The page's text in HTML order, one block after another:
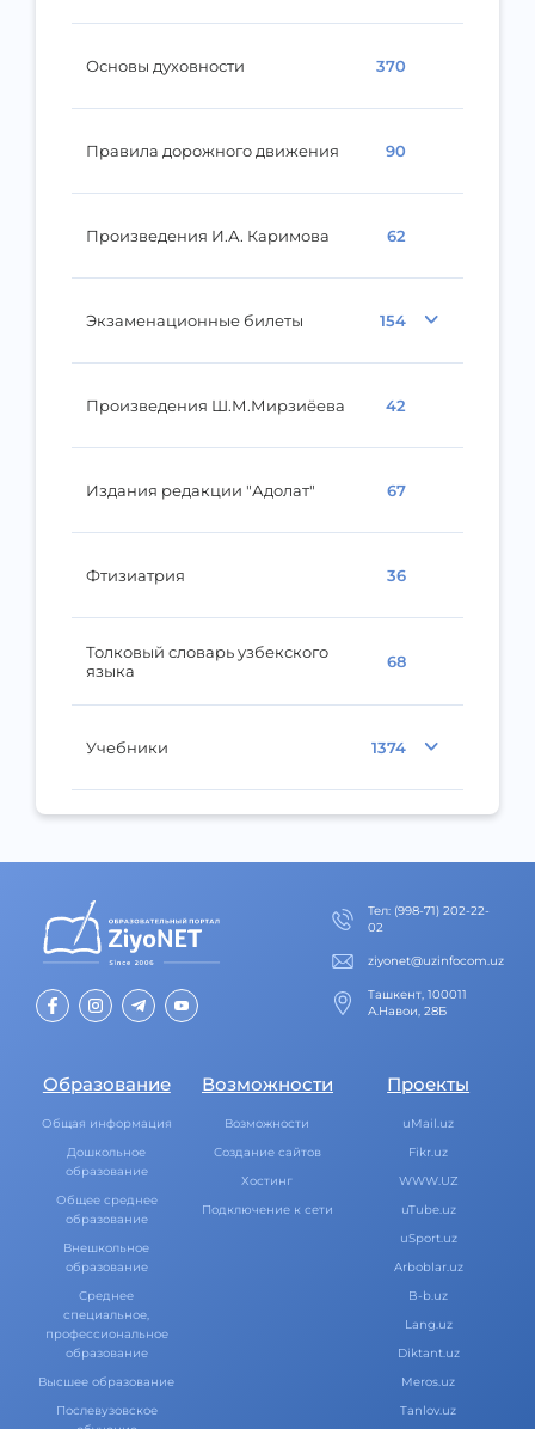
Основы духовности 370
Правила дорожного движения 90
Произведения И.А. Каримова 62
Экзаменационные билеты 154
Произведения Ш.М.Мирзиёева 42
Издания редакции "Адолат" 67
Фтизиатрия 36
Толковый словарь узбекского
языка
68
Учебники 1374
Тел: (998-71) 202-22-
02
ziyonet@uzinfocom.uz
Ташкент, 100011
А.Навои, 28Б
Образование
Общая информация
Дошкольное
образование
Общее среднее
образование
Внешкольное
образование
Среднее
специальное,
профессиональное
образование
Высшее образование
Послевузовское
Возможности
Возможности
Создание сайтов
Хостинг
Подключение к сети
Проекты
uMail.uz
Fikr.uz
WWW.UZ
uTube.uz
uSport.uz
Arboblar.uz
B-b.uz
Lang.uz
Diktant.uz
Meros.uz
Tanlov.uz